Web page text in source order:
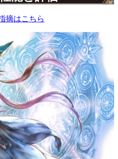
摘はこちら